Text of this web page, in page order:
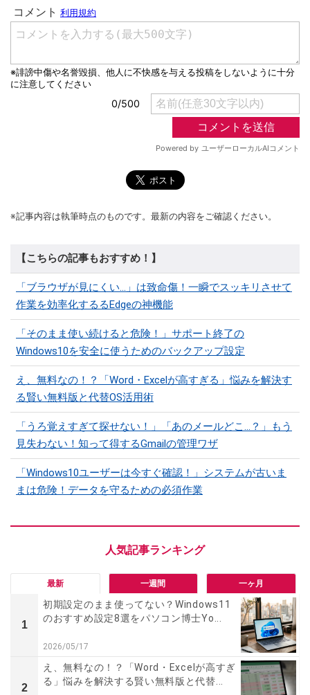
※記事内容は執筆時点のものです。最新の内容をご確認ください。
【こちらの記事もおすすめ！】
「ブラウザが見にくい...」は致命傷！一瞬でスッキリさせて
作業を効率化するるEdgeの神機能
「そのまま使い続けると危険！」サポート終了の
Windows10を安全に使うためのバックアップ設定
え、無料なの！？「Word・Excelが高すぎる」悩みを解決す
る賢い無料版と代替OS活用術
「うろ覚えすぎて探せない！」「あのメールどこ...？」もう
見失わない！知って得するGmailの管理ワザ
「Windows10ユーザーは今すぐ確認！」システムが古いま
まは危険！データを守るための必須作業
最新 一週間 一ヶ月
1
初期設定のまま使ってない？Windows11
のおすすめ設定8選をパソコン博士Yo...
2026/05/17
2
え、無料なの！？「Word・Excelが高すぎ
る」悩みを解決する賢い無料版と代替...